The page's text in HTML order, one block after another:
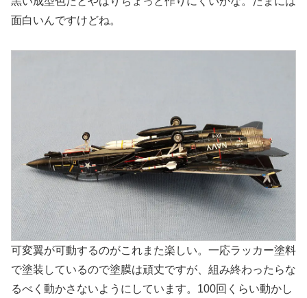
面白いんですけどね。
可変翼が可動するのがこれまた楽しい。一応ラッカー塗料
で塗装しているので塗膜は頑丈ですが、組み終わったらな
るべく動かさないようにしています。100回くらい動かし